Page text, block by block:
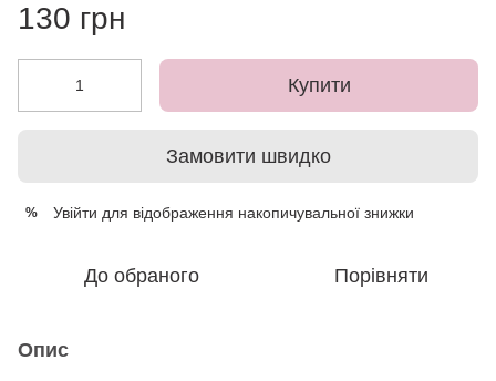
130 грн
Купити
Замовити швидко
% Увійти для відображення накопичувальної знижки
До обраного Порівняти
Опис